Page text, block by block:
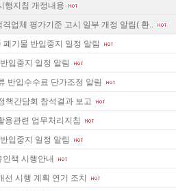
행지침 개정내용
업체 평가기준 고시 일부 개정 알림( 환..
기물 반입중지 일정 알림
입중지 일정 알림
반입수수료 단가조정 알림
책간담회 참석결과 보고
용관련 업무처리지침
입중지 일정 알림
책 시행안내
시행 계획 연기 조치